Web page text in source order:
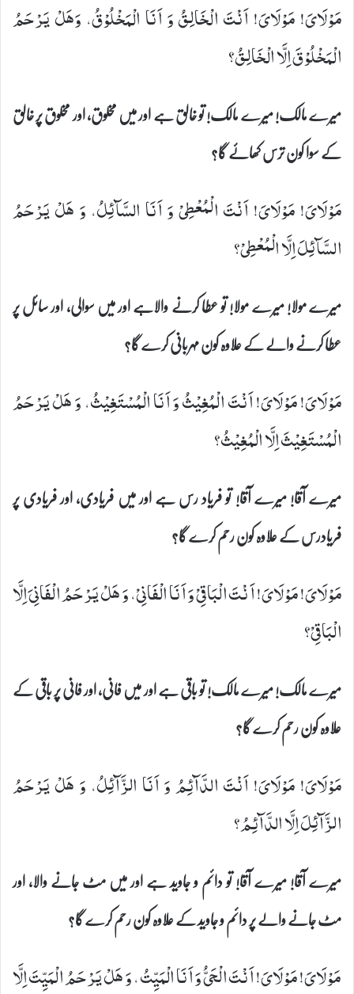
مَوْلَایَ! مَوْلَایَ! اَنْتَ الْخَالِقُ وَ اَنَا الْمَخْلُوْقُ، وَهَلْ یَرْحَمُ
الْمَخْلُوْقَ اِلَّا الْخَالِقُ؟
میرے مالک! میرے مالک! تو خالق ہے اور میں مخلوق، اور مخلوق پر خالق
کے سوا کون ترس کھائے گا؟
مَوْلَایَ! مَوْلَایَ! اَنْتَ الْمُعْطِیْ وَ اَنَا السَّآئِلُ، وَ هَلْ یَرْحَمُ
السَّآئِلَ اِلَّا الْمُعْطِیْ؟
میرے مولا! میرے مولا! تو عطا کرنے والاہے اور میں سوالی، اور سائل پر
عطا کرنے والے کے علاوہ کون مہربانی کرے گا؟
مَوْلَایَ! مَوْلَایَ! اَنْتَ الْمُغِیْثُ وَ اَنَا الْمُسْتَغِیْثُ، وَ هَلْ یَرْحَمُ
الْمُسْتَغِیْثَ اِلَّا الْمُغِیْثُ؟
میرے آقا! میرے آقا! تو فریاد رس ہے اور میں فریادی، اور فریادی پر
فریادرس کے علاوہ کون رحم کرے گا؟
مَوْلَایَ! مَوْلَایَ! اَنْتَ الْبَاقِیْ وَ اَنَا الْفَانِیْ، وَ هَلْ یَرْحَمُ الْفَانِیَ اِلَّا
الْبَاقِیْ؟
میرے مالک! میرے مالک! تو باقی ہے اور میں فانی، اور فانی پر باقی کے
علاوہ کون رحم کرے گا؟
مَوْلَایَ! مَوْلَایَ! اَنْتَ الدَّآئِمُ وَ اَنَا الزَّآئِلُ، وَ هَلْ یَرْحَمُ
الزَّآئِلَ اِلَّا الدَّآئِمُ؟
میرے آقا! میرے آقا! تو دائم و جاوید ہے اور میں مٹ جانے والا، اور
مٹ جانے والے پر دائم و جاوید کے علاوہ کون رحم کرے گا؟
مَوْلَایَ! مَوْلَایَ! اَنْتَ الْحَیُّ وَ اَنَا الْمَیِّتُ، وَ هَلْ یَرْحَمُ الْمَیِّتَ اِلَّا